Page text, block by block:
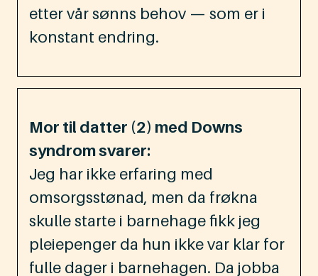
etter vår sønns behov — som er i
konstant endring.
Mor til datter (2) med Downs
syndrom svarer:
Jeg har ikke erfaring med
omsorgsstønad, men da frøkna
skulle starte i barnehage fikk jeg
pleiepenger da hun ikke var klar for
fulle dager i barnehagen. Da jobba